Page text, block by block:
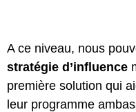
A ce niveau, nous
stratégie d’influence
première solution qui
leur programme